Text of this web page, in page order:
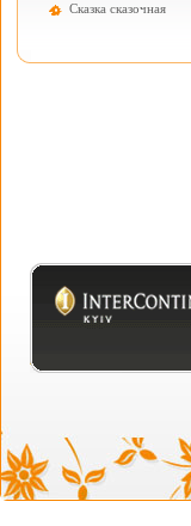
Cказка сказочная